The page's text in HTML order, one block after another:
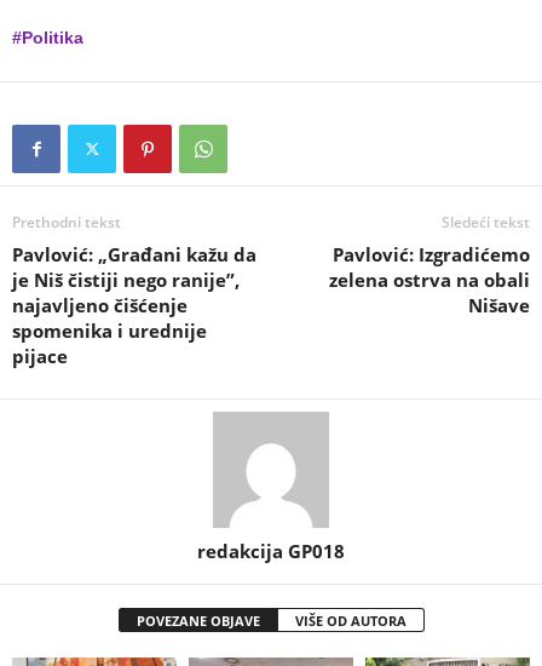
#Politika
Prethodni tekst
Pavlović: „Građani kažu da
je Niš čistiji nego ranije”,
najavljeno čišćenje
spomenika i urednije
pijace
Sledeći tekst
Pavlović: Izgradićemo
zelena ostrva na obali
Nišave
redakcija GP018
POVEZANE OBJAVE VIŠE OD AUTORA